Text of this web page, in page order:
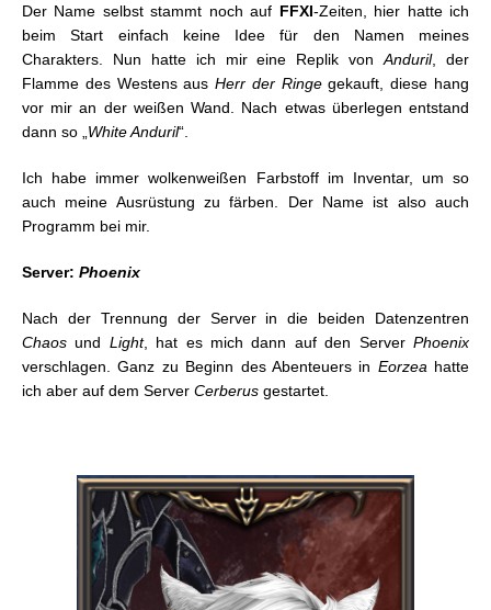
Der Name selbst stammt noch auf FFXI-Zeiten, hier hatte ich
beim Start einfach keine Idee für den Namen meines
Charakters. Nun hatte ich mir eine Replik vonAnduril, der
Flamme des Westens ausHerr der Ringegekauft, diese hang
vor mir an der weißen Wand. Nach etwas überlegen entstand
dann so „ White Anduril“.
Ich habe immer wolkenweißen Farbstoff im Inventar, um so
auch meine Ausrüstung zu färben. Der Name ist also auch
Programm bei mir.
Server: Phoenix
Nach der Trennung der Server in die beiden Datenzentren
Chaos und Light, hat es mich dann auf den ServerPhoenix
verschlagen. Ganz zu Beginn des Abenteuers in Eorzea hatte
ich aber auf dem Server Cerberus gestartet.